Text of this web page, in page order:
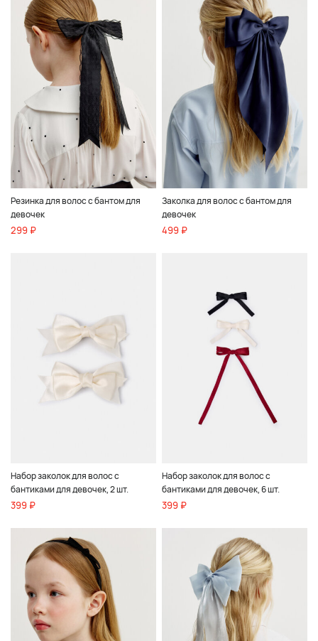
Резинка для волос с бантом для
девочек
299 ₽
Заколка для волос с бантом для
девочек
499 ₽
Набор заколок для волос с
бантиками для девочек, 2 шт.
399 ₽
Набор заколок для волос с
бантиками для девочек, 6 шт.
399 ₽